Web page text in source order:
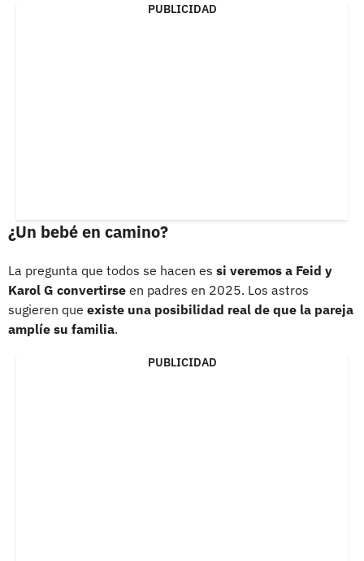
PUBLICIDAD
¿Un bebé en camino?
La pregunta que todos se hacen es si veremos a Feid y
Karol G convertirse en padres en 2025. Los astros
sugieren que existe una posibilidad real de que la pareja
amplíe su familia.
PUBLICIDAD